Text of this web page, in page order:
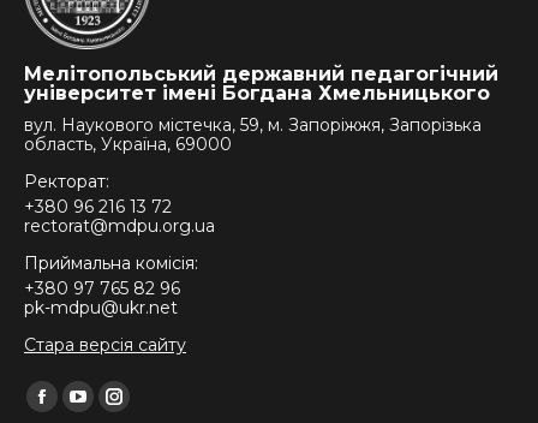
Мелітопольський державний педагогічний
університет імені Богдана Хмельницького
вул. Наукового містечка, 59, м. Запоріжжя, Запорізька
область, Україна, 69000
Ректорат:
+380 96 216 13 72
rectorat@mdpu.org.ua
Приймальна комісія:
+380 97 765 82 96
pk-mdpu@ukr.net
Стара версія сайту
Find us on:
Facebook
YouTubeInstagram